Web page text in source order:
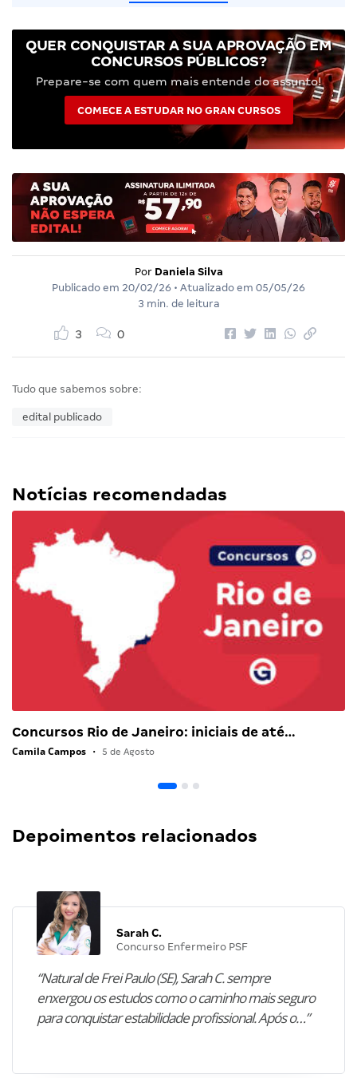
QUER CONQUISTAR A SUA APROVAÇÃO EM
CONCURSOS PÚBLICOS?
Prepare-se com quem mais entende do assunto!
COMECE A ESTUDAR NO GRAN CURSOS
Por Daniela Silva
Publicado em 20/02/26 • Atualizado em 05/05/26
3 min. de leitura
3 0
Tudo que sabemos sobre:
edital publicado
Notícias recomendadas
Concursos Rio de Janeiro: iniciais de até…
Camila Campos • 5 de Agosto
Depoimentos relacionados
Sarah C.
Concurso Enfermeiro PSF
“Natural de Frei Paulo (SE), Sarah C. sempre
enxergou os estudos como o caminho mais seguro
para conquistar estabilidade profissional. Após o…”